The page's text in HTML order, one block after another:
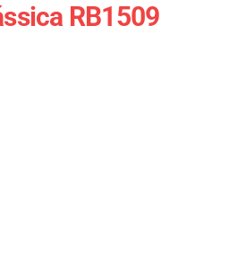
RB1509